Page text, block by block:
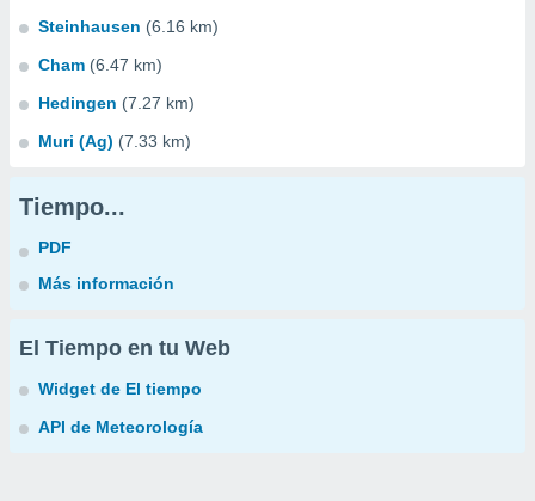
Steinhausen (6.16 km)
Cham (6.47 km)
Hedingen (7.27 km)
Muri (Ag) (7.33 km)
Tiempo...
PDF
Más información
El Tiempo en tu Web
Widget de El tiempo
API de Meteorología